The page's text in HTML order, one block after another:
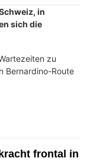
in
sich die
zu
Bernardino-Route
frontal in